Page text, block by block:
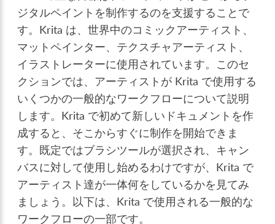
ジタルペイントを制作するのを支援することで
す。Krita は、世界中のコミックアーティスト、
マットペインター、テクスチャアーティスト、
イラストレーターに使用されています。このセ
クションでは、アーティストが Krita で使用する
いくつかの一般的なワークフローについて説明
します。Krita で初めて新しいドキュメントを作
成すると、そこからすぐに制作を開始できま
す。既定ではブラシツールが選択され、キャン
バスに対して使用し始めるわけですが、Krita で
アーティスト達が一体何をしているかを見てみ
ましょう。以下は、Krita で使用される一般的な
ワークフローの一部です。